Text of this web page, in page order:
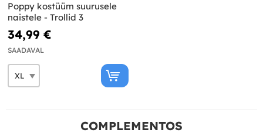
Poppy kostüüm suurusele
naistele - Trollid 3
34,99 €
SAADAVAL
COMPLEMENTOS